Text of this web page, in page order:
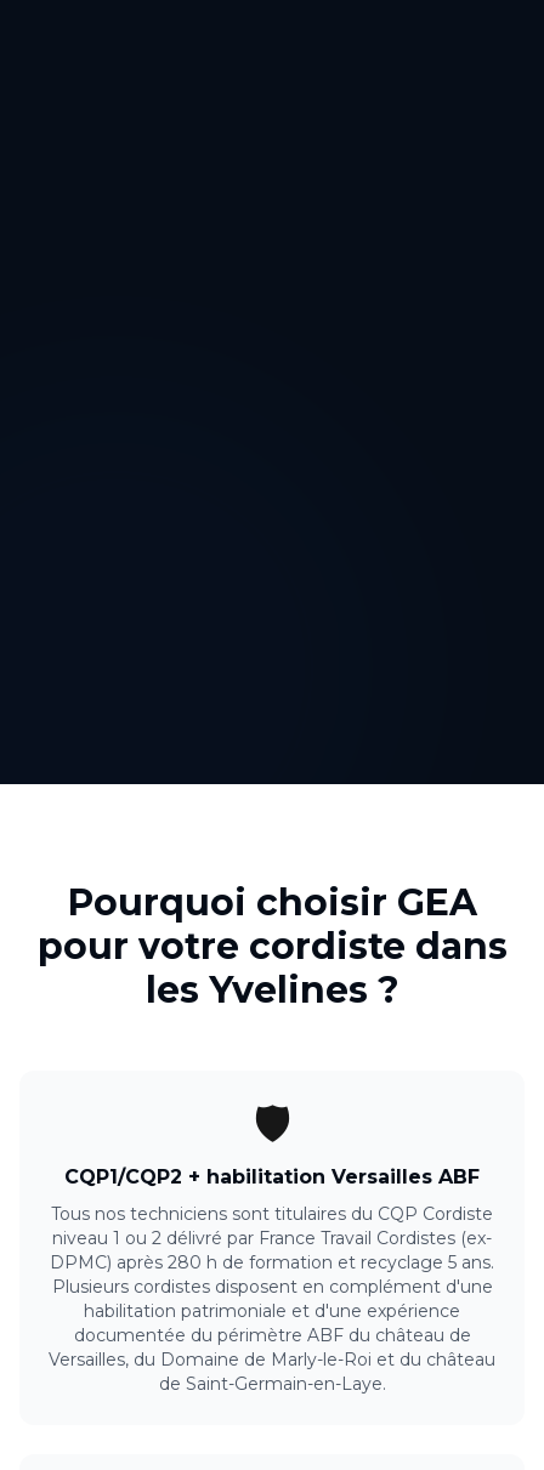
Pourquoi choisir GEA
pour votre cordiste dans
les Yvelines ?
🛡️
CQP1/CQP2 + habilitation Versailles ABF
Tous nos techniciens sont titulaires du CQP Cordiste
niveau 1 ou 2 délivré par France Travail Cordistes (ex-
DPMC) après 280 h de formation et recyclage 5 ans.
Plusieurs cordistes disposent en complément d'une
habilitation patrimoniale et d'une expérience
documentée du périmètre ABF du château de
Versailles, du Domaine de Marly-le-Roi et du château
de Saint-Germain-en-Laye.